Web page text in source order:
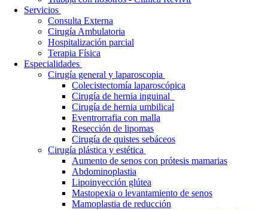
Servicios
Consulta Externa
Cirugía Ambulatoria
Hospitalización parcial
Terapia Física
Especialidades
Cirugía general y laparoscopia
Colecistectomía laparoscópica
Cirugía de hernia inguinal
Cirugía de hernia umbilical
Eventrorrafia con malla
Resección de lipomas
Cirugía de quistes sebáceos
Cirugía plástica y estética
Aumento de senos con prótesis mamarias
Abdominoplastia
Lipoinyección glútea
Mastopexia o levantamiento de senos
Mamoplastia de reducción